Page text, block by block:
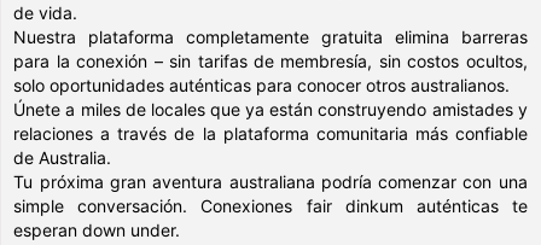
de vida.
Nuestra plataforma completamente gratuita elimina barreras
para la conexión – sin tarifas de membresía, sin costos ocultos,
solo oportunidades auténticas para conocer otros australianos.
Únete a miles de locales que ya están construyendo amistades y
relaciones a través de la plataforma comunitaria más confiable
de Australia.
Tu próxima gran aventura australiana podría comenzar con una
simple conversación. Conexiones fair dinkum auténticas te
esperan down under.